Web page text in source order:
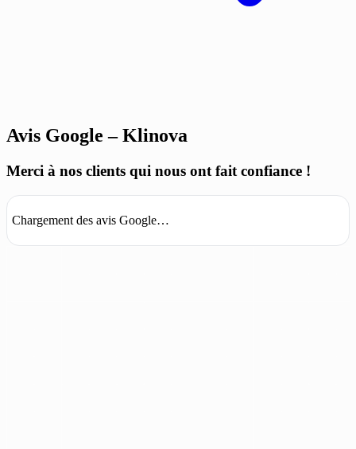
Avis Google – Klinova
Merci à nos clients qui nous ont fait confiance !
Chargement des avis Google…